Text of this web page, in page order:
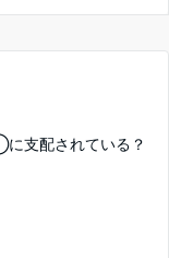
支配されている？